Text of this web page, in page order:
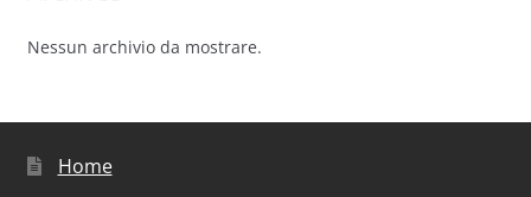
Nessun archivio da mostrare.
Home